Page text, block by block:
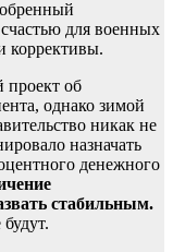
для военных
коррективы.
проект об
однако зимой
никак не
назначать
денежного
стабильным.